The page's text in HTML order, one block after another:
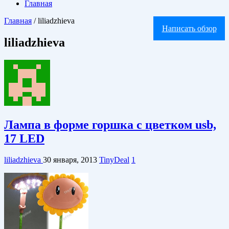
Главная
Написать обзор
Главная / liliadzhieva
liliadzhieva
Лампа в форме горшка с цветком usb,
17 LED
liliadzhieva 30 января, 2013 TinyDeal 1